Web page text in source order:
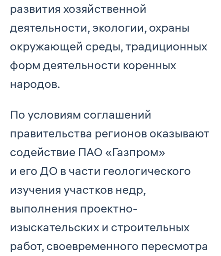
развития хозяйственной
деятельности, экологии, охраны
окружающей среды, традиционных
форм деятельности коренных
народов.
По условиям соглашений
правительства регионов оказывают
содействие ПАО «Газпром»
и его ДО в части геологического
изучения участков недр,
выполнения проектно-
изыскательских и строительных
работ, своевременного пересмотра